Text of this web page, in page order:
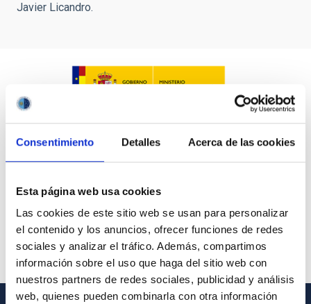
Consentimiento Detalles Acerca de las cookies
Esta página web usa cookies
Las cookies de este sitio web se usan para personalizar
el contenido y los anuncios, ofrecer funciones de redes
sociales y analizar el tráfico. Además, compartimos
información sobre el uso que haga del sitio web con
nuestros partners de redes sociales, publicidad y análisis
web, quienes pueden combinarla con otra información
Javier Licandro.